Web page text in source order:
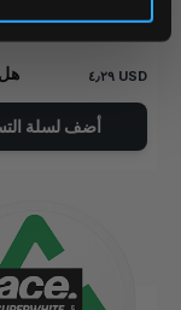
/ هل ٤٫٢٩ USD
أضف لسلة